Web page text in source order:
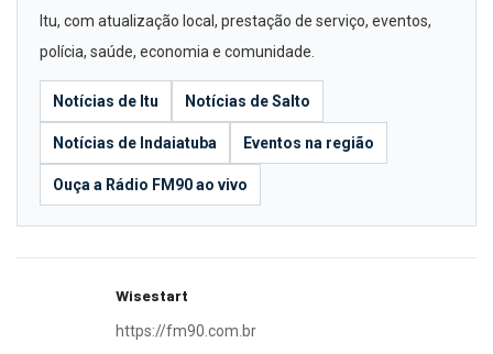
Itu, com atualização local, prestação de serviço, eventos,
polícia, saúde, economia e comunidade.
Notícias de Itu Notícias de Salto
Notícias de Indaiatuba Eventos na região
Ouça a Rádio FM90 ao vivo
Wisestart
https://fm90.com.br